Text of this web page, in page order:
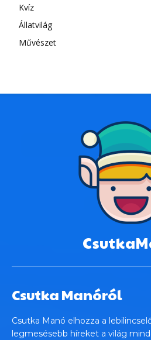
Kvíz
Állatvilág
Művészet
Csutka Manóról
Csutka Manó elhozza a
legmesésebb híreket a világ